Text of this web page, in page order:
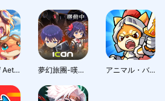
Spirits of Aetheria 夢幻旅團-嘆氣的亡靈想隱退聯動 アニマル・バスターズ